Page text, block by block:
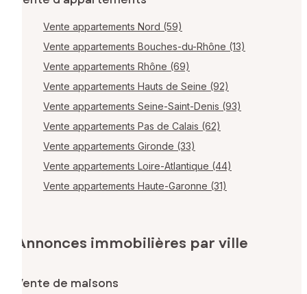
Vente appartements Nord (59)
Vente appartements Bouches-du-Rhône (13)
Vente appartements Rhône (69)
Vente appartements Hauts de Seine (92)
Vente appartements Seine-Saint-Denis (93)
Vente appartements Pas de Calais (62)
Vente appartements Gironde (33)
Vente appartements Loire-Atlantique (44)
Vente appartements Haute-Garonne (31)
Annonces immobilières par ville
Vente de maisons